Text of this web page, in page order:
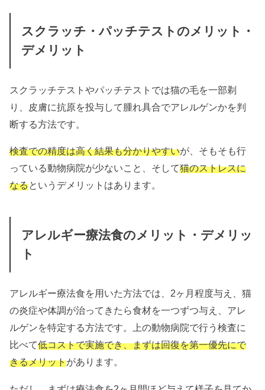
スクラッチ・パッチテストのメリット・
デメリット
スクラッチテストやパッチテストでは猫の毛を一部剃
り、皮膚に抗原を投与して腫れ具合でアレルゲンかを判
断する方法です。
検査での精度は高く結果も分かりやすいが、そもそも行
っている動物病院が少ないこと、そして猫のストレスに
なるというデメリットはあります。
アレルギー療法食のメリット・デメリッ
ト
アレルギー療法食を用いた方法では、2ヶ月程度与え、猫
の炎症や体調が治ってきたら食材を一つずつ与え、アレ
ルゲンを特定する方法です。上の動物病院で行う検査に
比べて低コストで実施でき、まずは回復を第一優先にで
きるメリットがあります。